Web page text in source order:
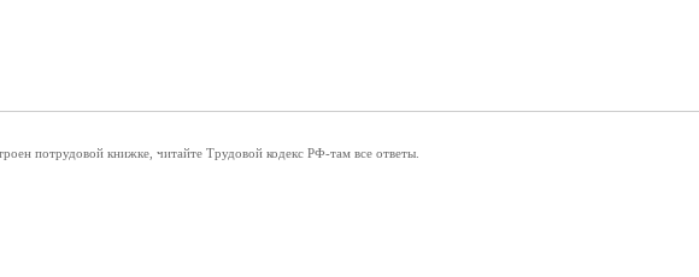
потрудовой книжке, читайте Трудовой кодекс РФ-там все ответы.